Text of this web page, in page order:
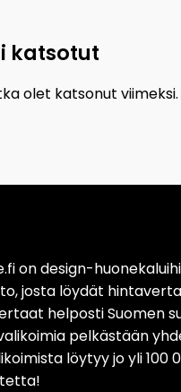
katsotut
olet katsonut viimeksi.
on design-
josta löydät
helposti Suomen
pelkästään
löytyy jo yli 100